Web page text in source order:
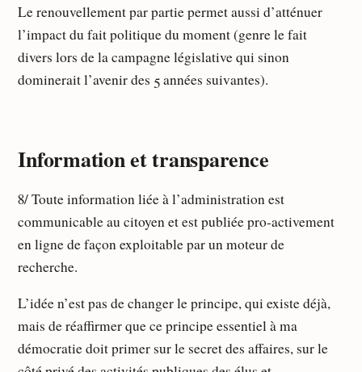
Le renouvellement par partie permet aussi d’atténuer
l’impact du fait politique du moment (genre le fait
divers lors de la campagne législative qui sinon
dominerait l’avenir des 5 années suivantes).
Information et transparence
8/ Toute information liée à l’administration est
communicable au citoyen et est publiée pro-activement
en ligne de façon exploitable par un moteur de
recherche.
L’idée n’est pas de changer le principe, qui existe déjà,
mais de réaffirmer que ce principe essentiel à ma
démocratie doit primer sur le secret des affaires, sur le